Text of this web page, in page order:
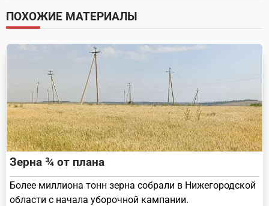
screen-
reader-
text">Page</span>
ПОХОЖИЕ МАТЕРИАЛЫ
Зерна ¾ от плана
Более миллиона тонн зерна собрали в Нижегородской
области с начала уборочной кампании.